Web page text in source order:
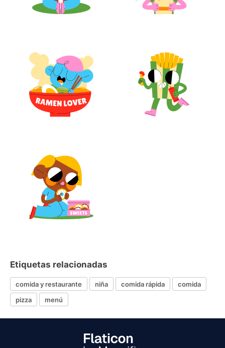
Etiquetas relacionadas
comida y restaurante niña comida rápida
comida
pizza
menú